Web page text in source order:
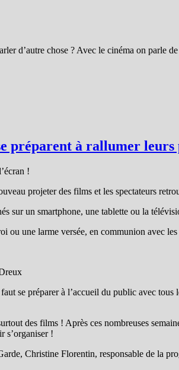
d’autre chose ? Avec le cinéma on parle
préparent à rallumer
!
projeter des films et les spectateurs
sur un smartphone, une tablette ou la
ou une larme versée, en communion avec les
se préparer à l’accueil du public avec
des films ! Après ces nombreuses
s’organiser !
Christine Florentin, responsable de la